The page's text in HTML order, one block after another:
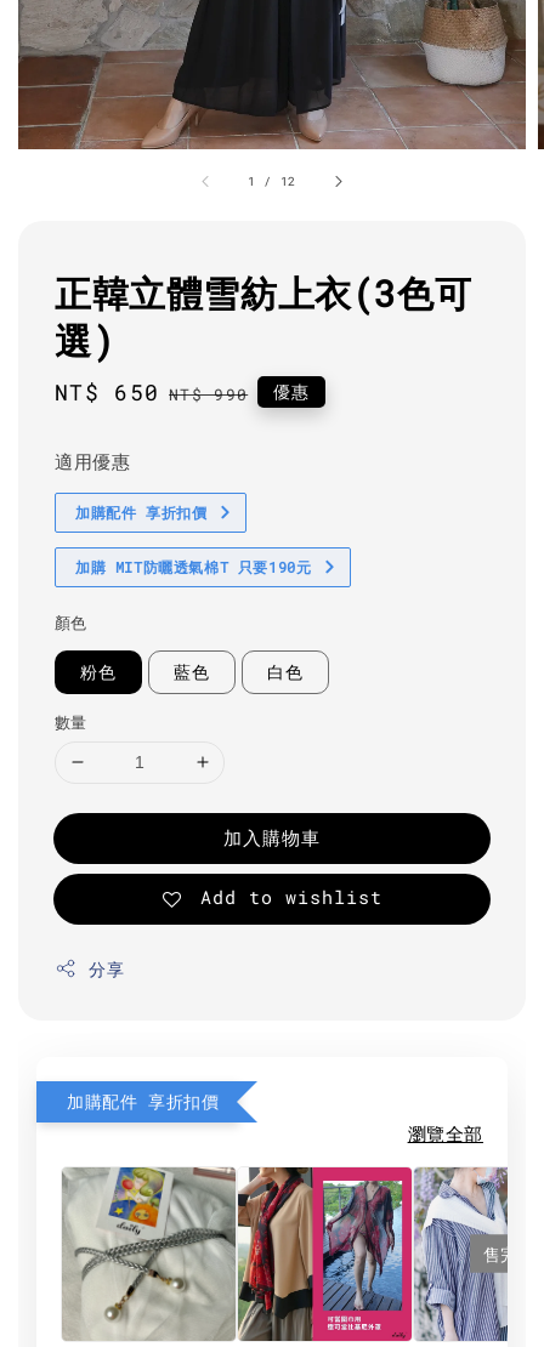
1 / 12
正韓立體雪紡上衣(3色可
選)
Sale
NT$ 650 Regular
NT$ 990 優惠
適用優惠
加購配件 享折扣價
加購 MIT防曬透氣棉T 只要190元
顏色
粉色 藍色 白色
數量
加入購物車
Add to wishlist
分享
加購配件 享折扣價
瀏覽全部
售完